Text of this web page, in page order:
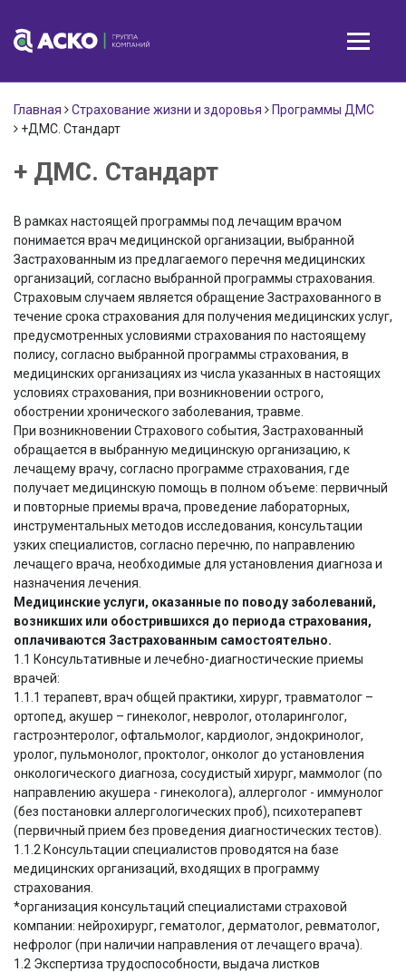
Главная Страхование жизни и здоровья
Программы ДМС
+ДМС. Стандарт
+ ДМС. Стандарт
В рамках настоящей программы под лечащим врачом
понимается врач медицинской организации, выбранной
Застрахованным из предлагаемого перечня медицинских
организаций, согласно выбранной программы страхования.
Страховым случаем является обращение Застрахованного в
течение срока страхования для получения медицинских услуг,
предусмотренных условиями страхования по настоящему
полису, согласно выбранной программы страхования, в
медицинских организациях из числа указанных в настоящих
условиях страхования, при возникновении острого,
обострении хронического заболевания, травме.
При возникновении Страхового события, Застрахованный
обращается в выбранную медицинскую организацию, к
лечащему врачу, согласно программе страхования, где
получает медицинскую помощь в полном объеме: первичный
и повторные приемы врача, проведение лабораторных,
инструментальных методов исследования, консультации
узких специалистов, согласно перечню, по направлению
лечащего врача, необходимые для установления диагноза и
назначения лечения.
Медицинские услуги, оказанные по поводу заболеваний,
возникших или обострившихся до периода страхования,
оплачиваются Застрахованным самостоятельно.
1.1 Консультативные и лечебно-диагностические приемы
врачей:
1.1.1 терапевт, врач общей практики, хирург, травматолог –
ортопед, акушер – гинеколог, невролог, отоларинголог,
гастроэнтеролог, офтальмолог, кардиолог, эндокринолог,
уролог, пульмонолог, проктолог, онколог до установления
онкологического диагноза, сосудистый хирург, маммолог (по
направлению акушера - гинеколога), аллерголог - иммунолог
(без постановки аллергологических проб), психотерапевт
(первичный прием без проведения диагностических тестов).
1.1.2 Консультации специалистов проводятся на базе
медицинских организаций, входящих в программу
страхования.
*организация консультаций специалистами страховой
компании: нейрохирург, гематолог, дерматолог, ревматолог,
нефролог (при наличии направления от лечащего врача).
1.2 Экспертиза трудоспособности, выдача листков